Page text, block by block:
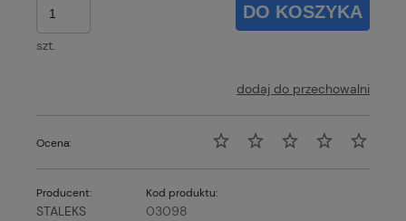
szt.
DO KOSZYKA
dodaj do przechowalni
Ocena:
Producent:
STALEKS
Kod produktu:
03098